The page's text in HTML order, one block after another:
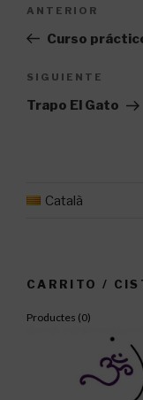
entradas
Entrada
anterior:
ANTERIOR
Curso
Siguiente
entrada
SIGUIENTE
Trapo El Gato
Català
CARRITO /
Productes (0)